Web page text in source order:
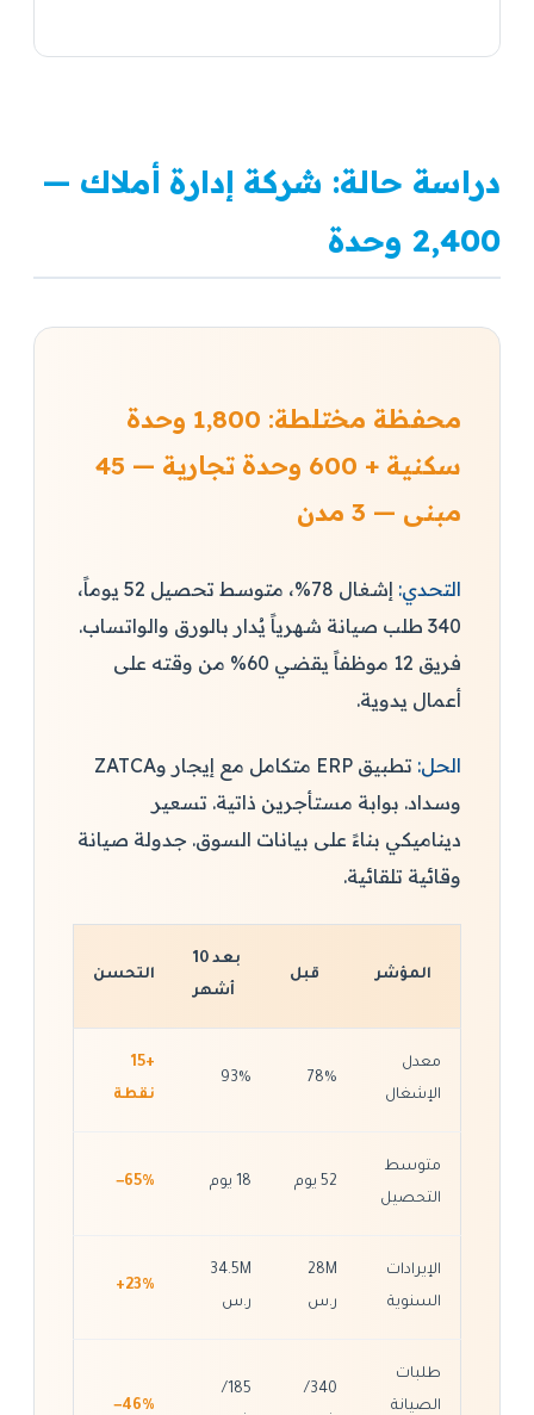
دراسة حالة: شركة إدارة أملاك —
2,400 وحدة
محفظة مختلطة: 1,800 وحدة
سكنية + 600 وحدة تجارية — 45
مبنى — 3 مدن
التحدي:
إشغال 78%، متوسط تحصيل 52 يوماً،
340 طلب صيانة شهرياً يُدار بالورق والواتساب.
فريق 12 موظفاً يقضي 60% من وقته على
أعمال يدوية.
الحل:
تطبيق ERP متكامل مع إيجار وZATCA
وسداد. بوابة مستأجرين ذاتية. تسعير
ديناميكي بناءً على بيانات السوق. جدولة صيانة
وقائية تلقائية.
المؤشر قبل
بعد 10
أشهر
التحسن
معدل
الإشغال
78%
93%
+15
نقطة
متوسط
التحصيل
52 يوم 18 يوم −65%
الإيرادات
السنوية
28M
ر.س
34.5M
ر.س
+23%
طلبات
الصيانة
340/
185/
−46%